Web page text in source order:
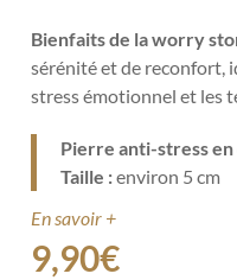
Bienfaits de la worry
sérénité et de reconfort,
stress émotionnel et les
Pierre anti-stress
Taille :environ 5 cm
En savoir +
9,90€